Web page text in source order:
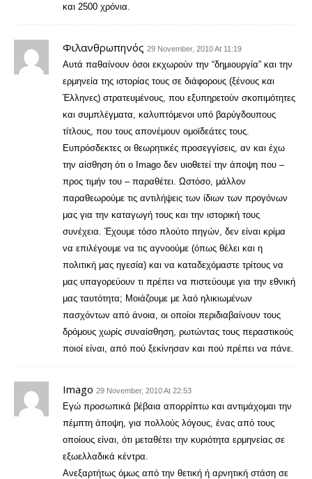
και 2500 χρόνια.
Φιλανθρωπηνός 29 November, 2010 At 11:19
Αυτά παθαίνουν όσοι εκχωρούν την “δημιουργία” και την
ερμηνεία της ιστορίας τους σε διάφορους (ξένους και
Έλληνες) στρατευμένους, που εξυπηρετούν σκοπιμότητες
και συμπλέγματα, καλυπτόμενοι υπό βαρύγδουπους
τίτλους, που τους απονέμουν ομοϊδεάτες τους.
Ευπρόσδεκτες οι θεωρητικές προσεγγίσεις, αν και έχω
την αίσθηση ότι ο Imago δεν υιοθετεί την άποψη που –
προς τιμήν του – παραθέτει. Ωστόσο, μάλλον
παραθεωρούμε τις αντιλήψεις των ίδιων των προγόνων
μας για την καταγωγή τους και την ιστορική τους
συνέχεια. Έχουμε τόσο πλούτο πηγών, δεν είναι κρίμα
να επιλέγουμε να τις αγνοούμε (όπως θέλει και η
πολιτική μας ηγεσία) και να καταδεχόμαστε τρίτους να
μας υπαγορεύουν τι πρέπει να πιστεύουμε για την εθνική
μας ταυτότητα; Μοιάζουμε με λαό ηλικιωμένων
πασχόντων από άνοια, οι οποίοι περιδιαβαίνουν τους
δρόμους χωρίς συναίσθηση, ρωτώντας τους περαστικούς
ποιοί είναι, από πού ξεκίνησαν και πού πρέπει να πάνε.
Imago 29 November, 2010 At 22:53
Εγώ προσωπικά βέβαια απορρίπτω και αντιμάχομαι την
πέμπτη άποψη, για πολλούς λόγους, ένας από τους
οποίους είναι, ότι μεταθέτει την κυριότητα ερμηνείας σε
εξωελλαδικά κέντρα.
Ανεξαρτήτως όμως από την θετική ή αρνητική στάση σε